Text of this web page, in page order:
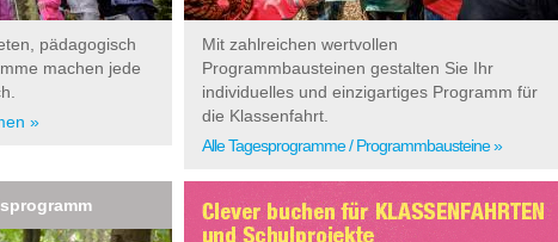
pädagogisch
machen jede
»
Mit zahlreichen wertvollen
Programmbausteinen gestalten Sie Ihr
individuelles und einzigartiges Programm für
die Klassenfahrt.
Alle Tagesprogramme / Programmbausteine »